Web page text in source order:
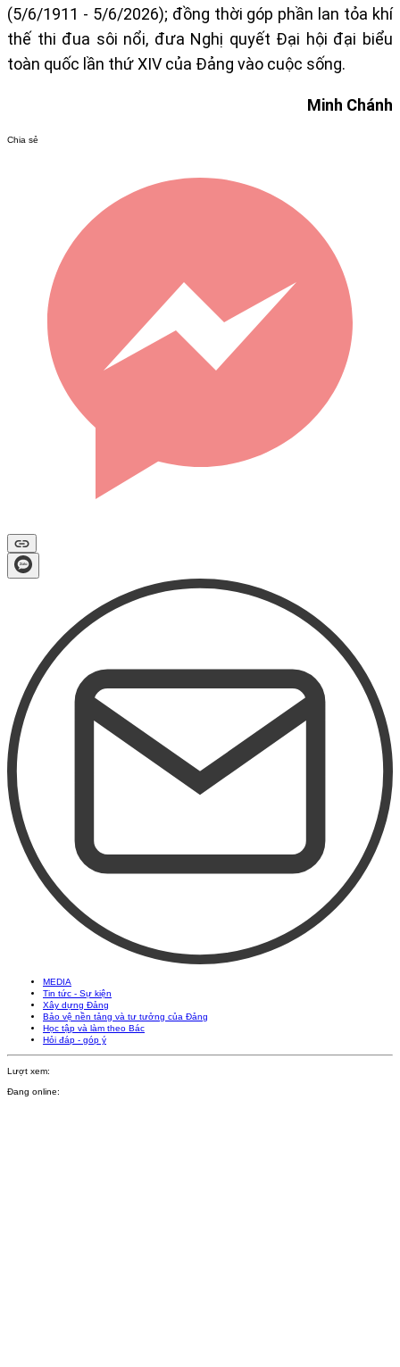
(5/6/1911 - 5/6/2026); đồng thời góp phần lan tỏa khí
thế thi đua sôi nổi, đưa Nghị quyết Đại hội đại biểu
toàn quốc lần thứ XIV của Đảng vào cuộc sống.
Minh Chánh
Chia sẻ
MEDIA
Tin tức - Sự kiện
Xây dựng Đảng
Bảo vệ nền tảng và tư tưởng của Đảng
Học tập và làm theo Bác
Hỏi đáp - góp ý
Lượt xem:
Đang online: